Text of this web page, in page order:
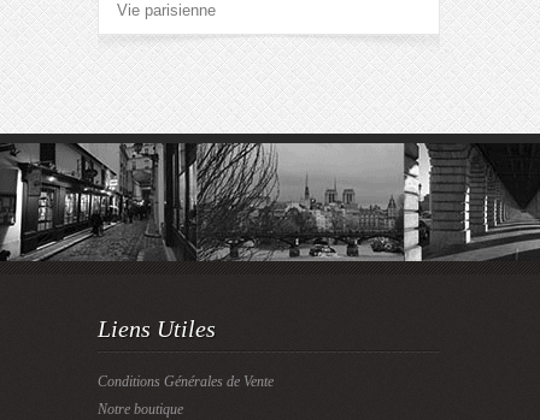
Vie parisienne
Liens Utiles
Conditions Générales de Vente
Notre boutique